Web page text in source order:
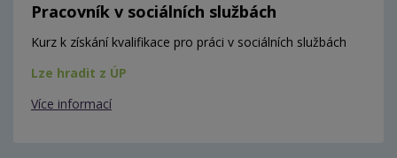
Pracovník v sociálních službách
Kurz k získání kvalifikace pro práci v sociálních službách
Lze hradit z ÚP
Více informací